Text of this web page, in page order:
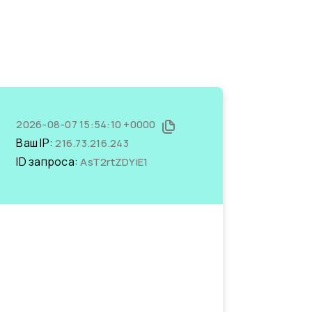
2026-08-07 15:54:10 +0000
Ваш IP:216.73.216.243
ID запроса:AsT2rtZDYiE1